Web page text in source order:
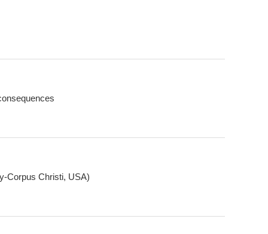
Corpus Christi, USA)